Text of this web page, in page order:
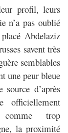
profil, leurs
n’a pas oublié
Abdelaziz
savent très
semblables
une peur bleue
d’après
officiellement
comme trop
la proximité